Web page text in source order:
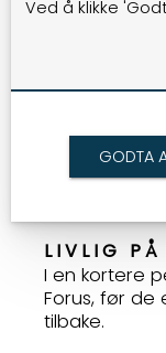
dagen. Alt
sammen
Futurehome
Krakow. Ti
global
gått fra et
LIVLIG PÅ
I en kortere
Forus, før
tilbake.
Ved å klikke
GODTA